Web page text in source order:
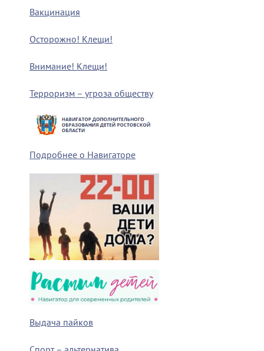
Вакцинация
Осторожно! Клещи!
Внимание! Клещи!
Терроризм – угроза обществу
Подробнее о Навигаторе
Выдача пайков